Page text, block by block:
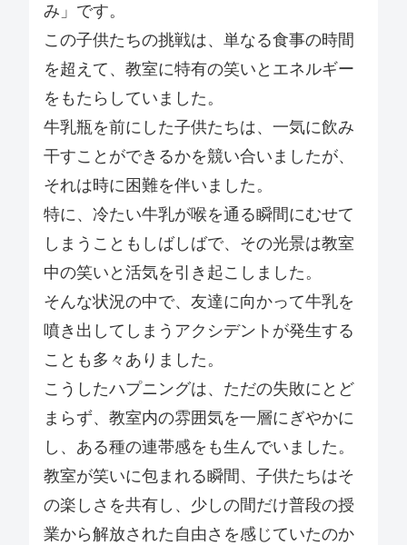
み」です。
この子供たちの挑戦は、単なる食事の時間
を超えて、教室に特有の笑いとエネルギー
をもたらしていました。
牛乳瓶を前にした子供たちは、一気に飲み
干すことができるかを競い合いましたが、
それは時に困難を伴いました。
特に、冷たい牛乳が喉を通る瞬間にむせて
しまうこともしばしばで、その光景は教室
中の笑いと活気を引き起こしました。
そんな状況の中で、友達に向かって牛乳を
噴き出してしまうアクシデントが発生する
ことも多々ありました。
こうしたハプニングは、ただの失敗にとど
まらず、教室内の雰囲気を一層にぎやかに
し、ある種の連帯感をも生んでいました。
教室が笑いに包まれる瞬間、子供たちはそ
の楽しさを共有し、少しの間だけ普段の授
業から解放された自由さを感じていたのか